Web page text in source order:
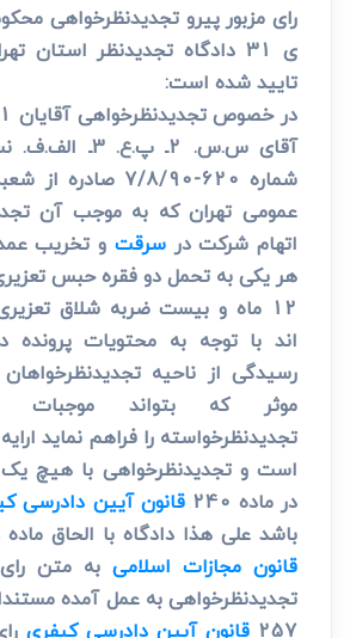
رای مزبور پیرو تجدیدنظرخواهی
ی 31 دادگاه تجدیدنظر استان
تایید شده است:
آقای س.س. 2ـ پ.ع.
عمومی تهران که به موجب آن
اتهام شرکت درسرقت و تخریب
هر یکی به تحمل دو فقره حبس
12 ماه و بیست ضربه شلاق
اند با توجه به محتویات پرونده
رسیدگی از ناحیه
موثر که بتواند موجبات
تجدیدنظرخواسته را فراهم نماید
است و تجدیدنظرخواهی با هیچ
در ماده 240
قانون آیین دادرسی
باشد علی هذا دادگاه با الحاق ماده های 47
قانون مجازات اسلامی به متن
تجدیدنظرخواهی به عمل آمده
257 قانون آیین دادرسی کیفری